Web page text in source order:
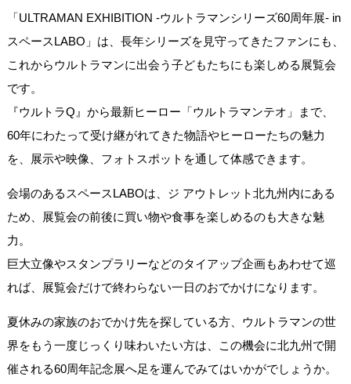
「ULTRAMAN EXHIBITION -ウルトラマンシリーズ60周年展- in
スペースLABO」は、長年シリーズを見守ってきたファンにも、
これからウルトラマンに出会う子どもたちにも楽しめる展覧会
です。
『ウルトラQ』から最新ヒーロー「ウルトラマンテオ」まで、
60年にわたって受け継がれてきた物語やヒーローたちの魅力
を、展示や映像、フォトスポットを通して体感できます。
会場のあるスペースLABOは、ジ アウトレット北九州内にある
ため、展覧会の前後に買い物や食事を楽しめるのも大きな魅
力。
巨大立像やスタンプラリーなどのタイアップ企画もあわせて巡
れば、展覧会だけで終わらない一日のおでかけになります。
夏休みの家族のおでかけ先を探している方、ウルトラマンの世
界をもう一度じっくり味わいたい方は、この機会に北九州で開
催される60周年記念展へ足を運んでみてはいかがでしょうか。